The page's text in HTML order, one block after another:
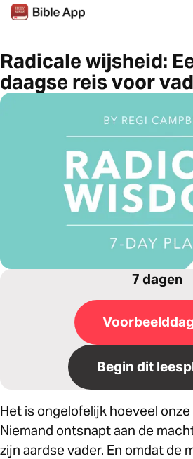
Radicale wijsheid:
daagse reis voor
7 dagen
Begin dit
Het is ongelofelijk hoeveel
Niemand ontsnapt aan de
zijn aardse vader. En omdat de